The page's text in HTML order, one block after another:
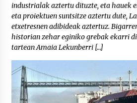
industrialak aztertu dituzte, eta hauek
eta proiektuen suntsitze aztertu dute,
etxetresnen adibideak aztertuz.
historian zehar eginiko grebak ekarri
tartean Amaia Lekunberri […]